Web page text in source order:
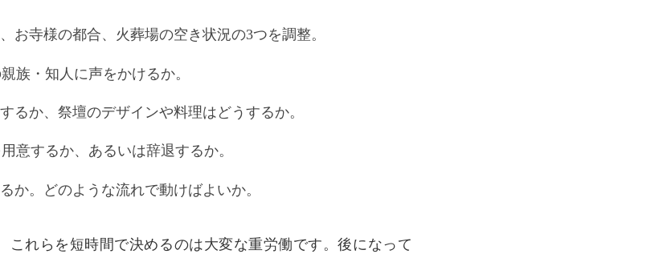
お寺様の都合、火葬場の空き状況の3つを調整。
族・知人に声をかけるか。
るか、祭壇のデザインや料理はどうするか。
意するか、あるいは辞退するか。
か。どのような流れで動けばよいか。
これらを短時間で決めるのは大変な重労働です。後になって